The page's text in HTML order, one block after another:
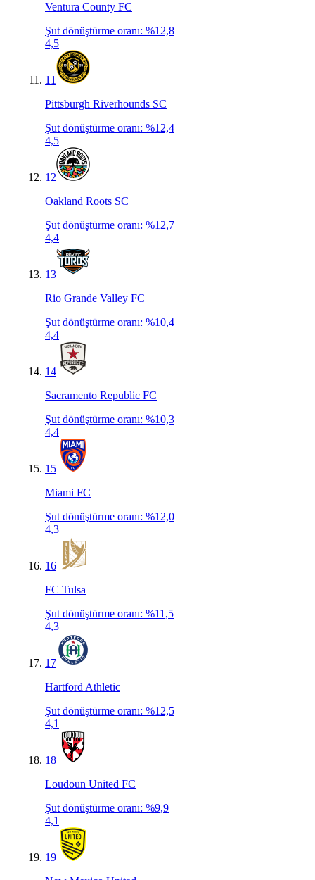
Ventura County FC
Şut dönüştürme oranı: %12,8
4,5
11
Pittsburgh Riverhounds SC
Şut dönüştürme oranı: %12,4
4,5
12
Oakland Roots SC
Şut dönüştürme oranı: %12,7
4,4
13
Rio Grande Valley FC
Şut dönüştürme oranı: %10,4
4,4
14
Sacramento Republic FC
Şut dönüştürme oranı: %10,3
4,4
15
Miami FC
Şut dönüştürme oranı: %12,0
4,3
16
FC Tulsa
Şut dönüştürme oranı: %11,5
4,3
17
Hartford Athletic
Şut dönüştürme oranı: %12,5
4,1
18
Loudoun United FC
Şut dönüştürme oranı: %9,9
4,1
19